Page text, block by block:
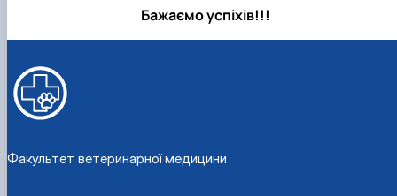
Бажаємо успiхiв!!!
Факультет ветеринарної медицини